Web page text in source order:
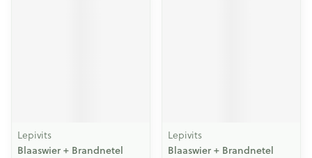
Lepivits
Blaaswier + Brandnetel
Lepivits
Blaaswier + Brandnetel